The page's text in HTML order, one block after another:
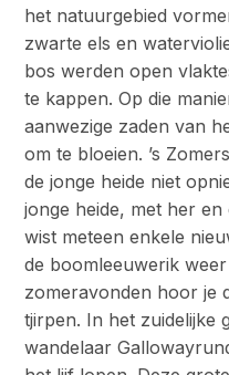
het natuurgebied
zwarte els en
bos werden open
te kappen. Op die
aanwezige zaden van
om te bloeien. ’s
de jonge heide niet
jonge heide, met her
wist meteen enkele
de boomleeuwerik
zomeravonden hoor je
tjirpen. In het zuidelijke
wandelaar